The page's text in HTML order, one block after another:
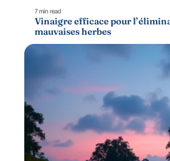
7 min read
Vinaigre efficace pour
mauvaises herbes